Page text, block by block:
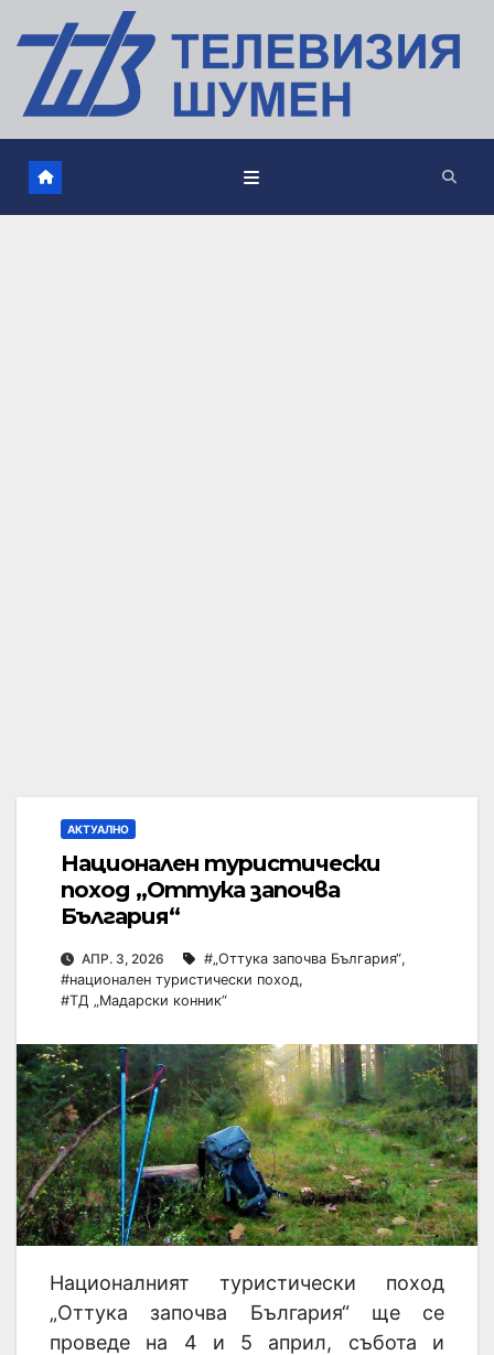
АКТУАЛНО
Национален туристически
поход „Оттука започва
България“
АПР. 3, 2026 #„Оттука започва България“,
#национален туристически поход,
#ТД „Мадарски конник“
Националният туристически поход
„Оттука започва България“ ще се
проведе на 4 и 5 април, събота и